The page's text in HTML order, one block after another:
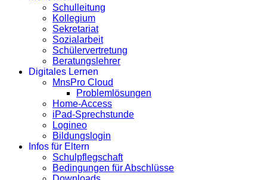
Schulleitung
Kollegium
Sekretariat
Sozialarbeit
Schülervertretung
Beratungslehrer
Digitales Lernen
MnsPro Cloud
Problemlösungen
Home-Access
iPad-Sprechstunde
Logineo
Bildungslogin
Infos für Eltern
Schulpflegschaft
Bedingungen für Abschlüsse